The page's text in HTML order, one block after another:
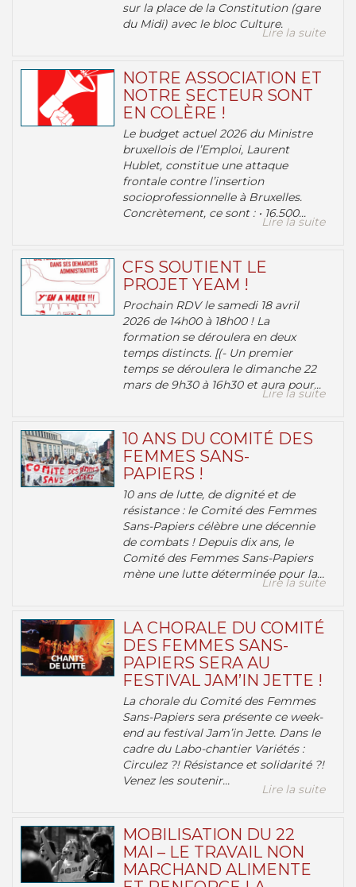
sur la place de la Constitution (gare
du Midi) avec le bloc Culture.
Lire la suite
NOTRE ASSOCIATION ET
NOTRE SECTEUR SONT
EN COLÈRE !
Le budget actuel 2026 du Ministre
bruxellois de l’Emploi, Laurent
Hublet, constitue une attaque
frontale contre l’insertion
socioprofessionnelle à Bruxelles.
Concrètement, ce sont : • 16.500...
Lire la suite
CFS SOUTIENT LE
PROJET YEAM !
Prochain RDV le samedi 18 avril
2026 de 14h00 à 18h00 ! La
formation se déroulera en deux
temps distincts. [(- Un premier
temps se déroulera le dimanche 22
mars de 9h30 à 16h30 et aura pour...
Lire la suite
10 ANS DU COMITÉ DES
FEMMES SANS-
PAPIERS !
10 ans de lutte, de dignité et de
résistance : le Comité des Femmes
Sans-Papiers célèbre une décennie
de combats ! Depuis dix ans, le
Comité des Femmes Sans-Papiers
mène une lutte déterminée pour la...
Lire la suite
LA CHORALE DU COMITÉ
DES FEMMES SANS-
PAPIERS SERA AU
FESTIVAL JAM’IN JETTE !
La chorale du Comité des Femmes
Sans-Papiers sera présente ce week-
end au festival Jam’in Jette. Dans le
cadre du Labo-chantier Variétés :
Circulez ?! Résistance et solidarité ?!
Venez les soutenir...
Lire la suite
MOBILISATION DU 22
MAI – LE TRAVAIL NON
MARCHAND ALIMENTE